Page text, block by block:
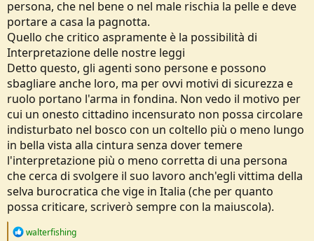
persona, che nel bene o nel male rischia la pelle e deve
portare a casa la pagnotta.
Quello che critico aspramente è la possibilità di
Interpretazione delle nostre leggi
Detto questo, gli agenti sono persone e possono
sbagliare anche loro, ma per ovvi motivi di sicurezza e
ruolo portano l'arma in fondina. Non vedo il motivo per
cui un onesto cittadino incensurato non possa circolare
indisturbato nel bosco con un coltello più o meno lungo
in bella vista alla cintura senza dover temere
l'interpretazione più o meno corretta di una persona
che cerca di svolgere il suo lavoro anch'egli vittima della
selva burocratica che vige in Italia (che per quanto
possa criticare, scriverò sempre con la maiuscola).
R
walterfishing